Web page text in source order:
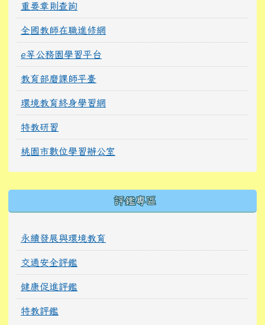
重要章則查詢
全國教師在職進修網
e等公務園學習平台
教育部磨課師平臺
環境教育終身學習網
特教研習
桃園市數位學習辦公室
評鑑專區
永續發展與環境教育
交通安全評鑑
健康促進評鑑
特教評鑑